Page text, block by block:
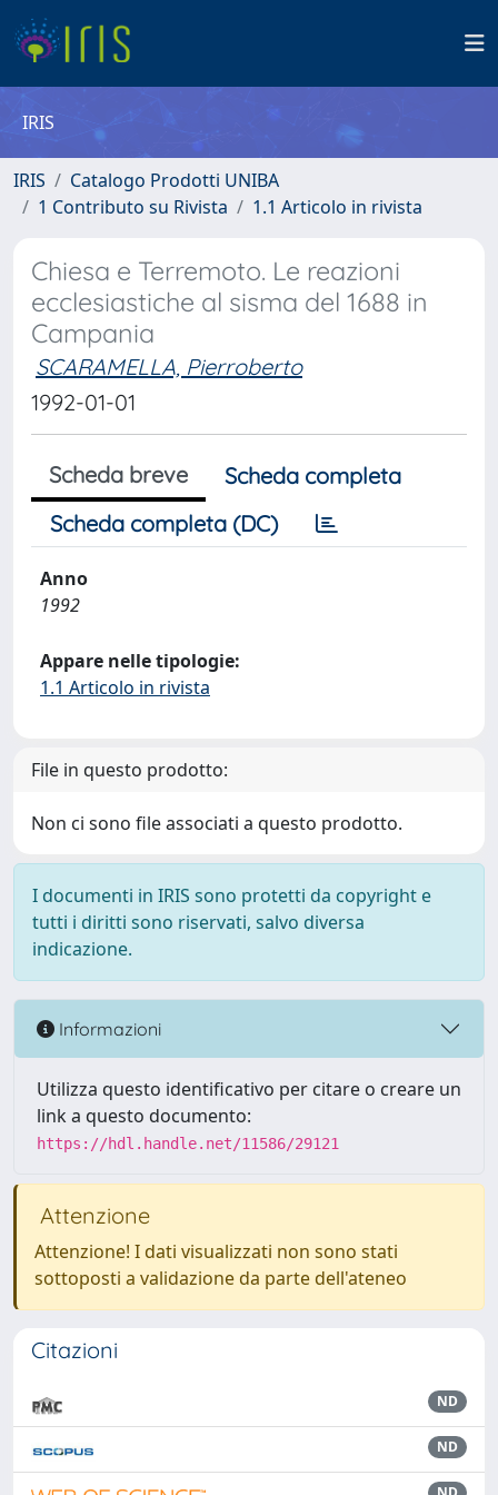
IRIS
IRIS
Catalogo Prodotti UNIBA
1 Contributo su Rivista
1.1 Articolo in rivista
Chiesa e Terremoto. Le reazioni
ecclesiastiche al sisma del 1688 in
Campania
SCARAMELLA, Pierroberto
1992-01-01
Scheda breve
Scheda completa
Scheda completa (DC)
Anno
1992
Appare nelle tipologie:
1.1 Articolo in rivista
File in questo prodotto:
Non ci sono file associati a questo prodotto.
I documenti in IRIS sono protetti da copyright e
tutti i diritti sono riservati, salvo diversa
indicazione.
Informazioni
Utilizza questo identificativo per citare o creare un
link a questo documento:
https://hdl.handle.net/11586/29121
Attenzione
Attenzione! I dati visualizzati non sono stati
sottoposti a validazione da parte dell'ateneo
Citazioni
ND
ND